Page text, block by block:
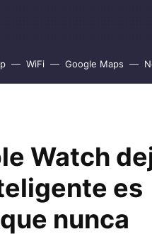
WiFi Google Maps
Watch
es
nunca